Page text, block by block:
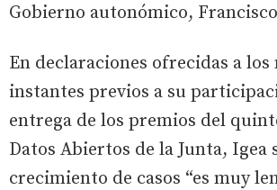
Gobierno autonómico,
En declaraciones ofrecidas a los
instantes previos a su
entrega de los premios del
Datos Abiertos de la Junta, Igea
crecimiento de casos “es muy